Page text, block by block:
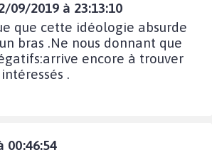
09/2019 à 23:13:10
que cette idéologie absurde
bras .Ne nous donnant que
encore à trouver
.
00:46:54